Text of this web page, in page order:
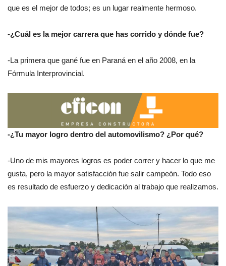
que es el mejor de todos; es un lugar realmente hermoso.
-¿Cuál es la mejor carrera que has corrido y dónde fue?
-La primera que gané fue en Paraná en el año 2008, en la
Fórmula Interprovincial.
-¿Tu mayor logro dentro del automovilismo? ¿Por qué?
-Uno de mis mayores logros es poder correr y hacer lo que me
gusta, pero la mayor satisfacción fue salir campeón. Todo eso
es resultado de esfuerzo y dedicación al trabajo que realizamos.